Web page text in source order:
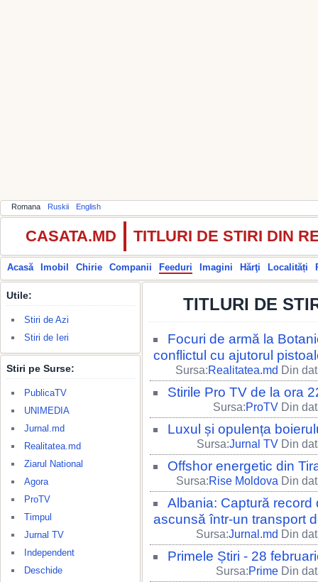
Romana Ruskii English
CASATA.MD TITLURI DE STIRI DIN
Acasă Imobil Chirie Companii Feeduri Imagini Hărţi Localități
Utile:
Stiri de Azi
Stiri de Ieri
Stiri pe Surse:
PublicaTV
UNIMEDIA
Jurnal.md
Realitatea.md
Ziarul National
Agora
ProTV
Timpul
Jurnal TV
Independent
Deschide
TITLURI DE
Focuri de armă la
conflictul cu ajutorul
Sursa:Realitatea.md Din
Stirile Pro TV de la ora
Sursa:ProTV Din
Luxul și opulența
Sursa:Jurnal TV Din
Offshor energetic din
Sursa:Rise Moldova Din
Albania: Captură
ascunsă într-un transport
Sursa:Jurnal.md Din
Primele Știri - 28
Sursa:Prime Din